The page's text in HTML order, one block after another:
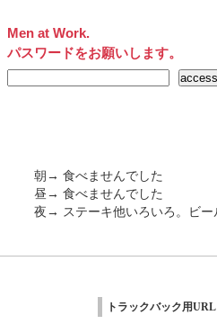
Men at Work.
パスワードをお願いします。
朝→ 食べませんでした
昼→ 食べませんでした
夜→ ステーキ他いろいろ。ビー
トラックバック用URL